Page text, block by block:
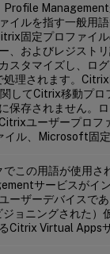
イルを指す一般用
固定プロファイ
、およびレジスト
スタマイズし、ロ
理されます。
してCitrix移動プロ
保存されません。
ユーザープロ
ル、Microsoft固定
この用語が使用さ
サービスがイ
ーザーデバイスで
ョニングされた）
Citrix Virtual Apps